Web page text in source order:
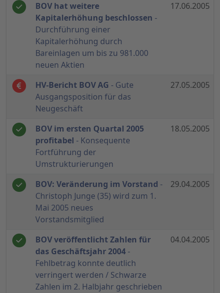
BOV hat weitere
Kapitalerhöhung beschlossen -
Durchführung einer
Kapitalerhöhung durch
Bareinlagen um bis zu 981.000
neuen Aktien
17.06.2005
HV-Bericht BOV AG - Gute
Ausgangsposition für das
Neugeschäft
27.05.2005
BOV im ersten Quartal 2005
profitabel - Konsequente
Fortführung der
Umstrukturierungen
18.05.2005
BOV: Veränderung im Vorstand -
Christoph Junge (35) wird zum 1.
Mai 2005 neues
Vorstandsmitglied
29.04.2005
BOV veröffentlicht Zahlen für
das Geschäftsjahr 2004-
Fehlbetrag konnte deutlich
verringert werden / Schwarze
Zahlen im 2. Halbjahr geschrieben
04.04.2005